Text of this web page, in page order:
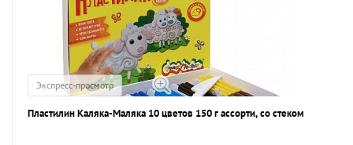
Экспресс-просмотр
Пластилин Каляка-Маляка 10 цветов 150 г ассорти, со стеком